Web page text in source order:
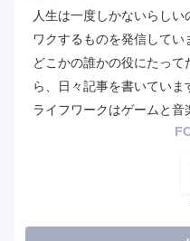
人生は一度しかないらし
ワクするものを発信してい
どこかの誰かの役にたっ
ら、日々記事を書いていま
ライフワークはゲームと音